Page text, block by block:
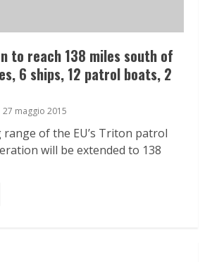
to reach 138 miles south of
6 ships, 12 patrol boats, 2
27 maggio 2015
of the EU’s Triton patrol
will be extended to 138